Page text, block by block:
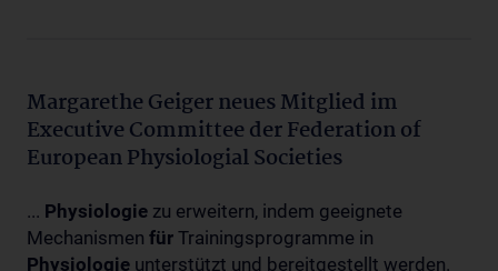
Margarethe Geiger neues Mitglied im
Executive Committee der Federation of
European Physiologial Societies
... Physiologie zu erweitern, indem geeignete
Mechanismen für Trainingsprogramme in
Physiologie unterstützt und bereitgestellt werden.